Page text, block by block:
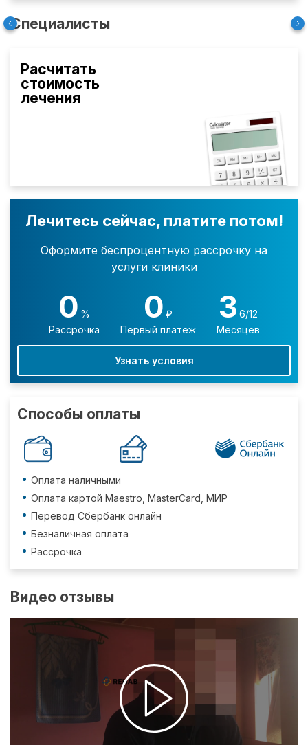
Специалисты
Расчитать
стоимость
лечения
Лечитесь сейчас, платите потом!
Оформите беспроцентную рассрочку на
услуги клиники
0 %
Рассрочка
0 ₽
Первый платеж
3 6/12
Месяцев
Узнать условия
Способы оплаты
Оплата наличными
Оплата картой Maestro, MasterCard, МИР
Перевод Сбербанк онлайн
Безналичная оплата
Рассрочка
Видео отзывы